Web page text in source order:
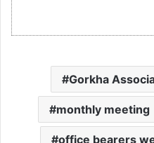
Gorkha
monthly meeting
office bearers